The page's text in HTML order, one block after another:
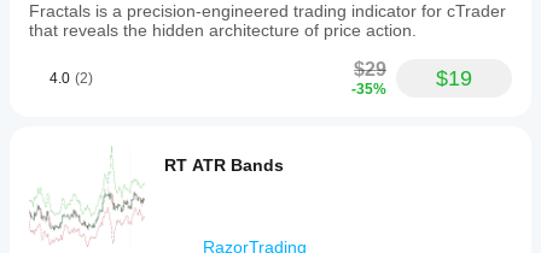
Fractals is a precision-engineered trading indicator for cTrader
that reveals the hidden architecture of price action.
4.0 (2) $29
-35% $19
RT ATR Bands
RazorTrading